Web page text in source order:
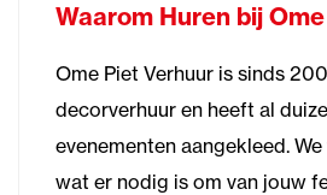
Waarom Huren bij
Ome Piet Verhuur is sinds
decorverhuur en heeft al
evenementen aangekleed.
wat er nodig is om van jouw